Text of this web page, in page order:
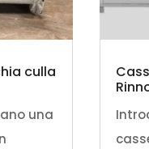
culla
una